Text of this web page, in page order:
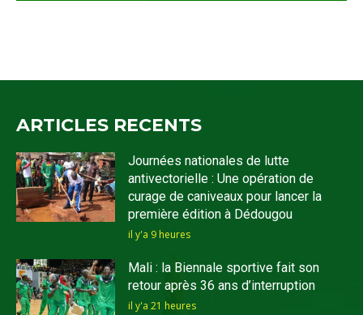
ARTICLES RECENTS
Journées nationales de lutte
antivectorielle : Une opération de
curage de caniveaux pour lancer la
première édition à Dédougou
il y'a 9 heures
Mali : la Biennale sportive fait son
retour après 36 ans d’interruption
il y'a 21 heures